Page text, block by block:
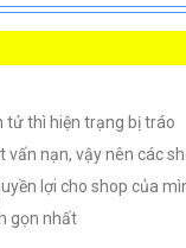
tử thì hiện trạng bị tráo
vấn nạn, vậy nên các
lợi cho shop của
gọn nhất